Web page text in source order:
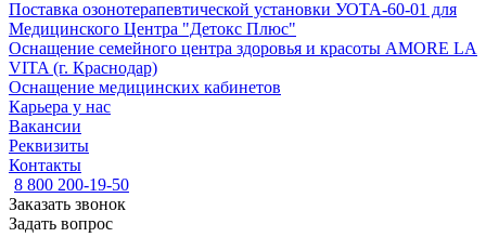
Поставка озонотерапевтической установки УОТА-60-01 для
Медицинского Центра "Детокс Плюс"
Оснащение семейного центра здоровья и красоты AMORE LA
VITA (г. Краснодар)
Оснащение медицинских кабинетов
Карьера у нас
Вакансии
Реквизиты
Контакты
8 800 200-19-50
Заказать звонок
Задать вопрос